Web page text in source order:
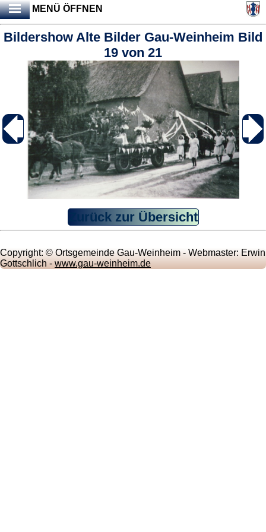
MENÜ ÖFFNEN
Bildershow Alte Bilder Gau-Weinheim Bild
19 von 21
Zurück zur Übersicht
Copyright: © Ortsgemeinde Gau-Weinheim - Webmaster: Erwin
Gottschlich - www.gau-weinheim.de